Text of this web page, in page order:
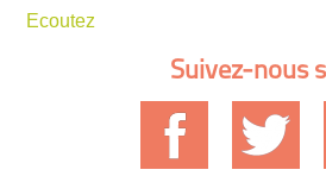
Ecoutez
Suivez-nous